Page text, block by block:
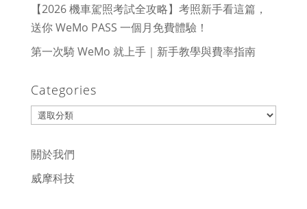
【2026 機車駕照考試全攻略】考照新手看這篇，
送你 WeMo PASS 一個月免費體驗！
第一次騎 WeMo 就上手｜新手教學與費率指南
Categories
Categories
關於我們
威摩科技